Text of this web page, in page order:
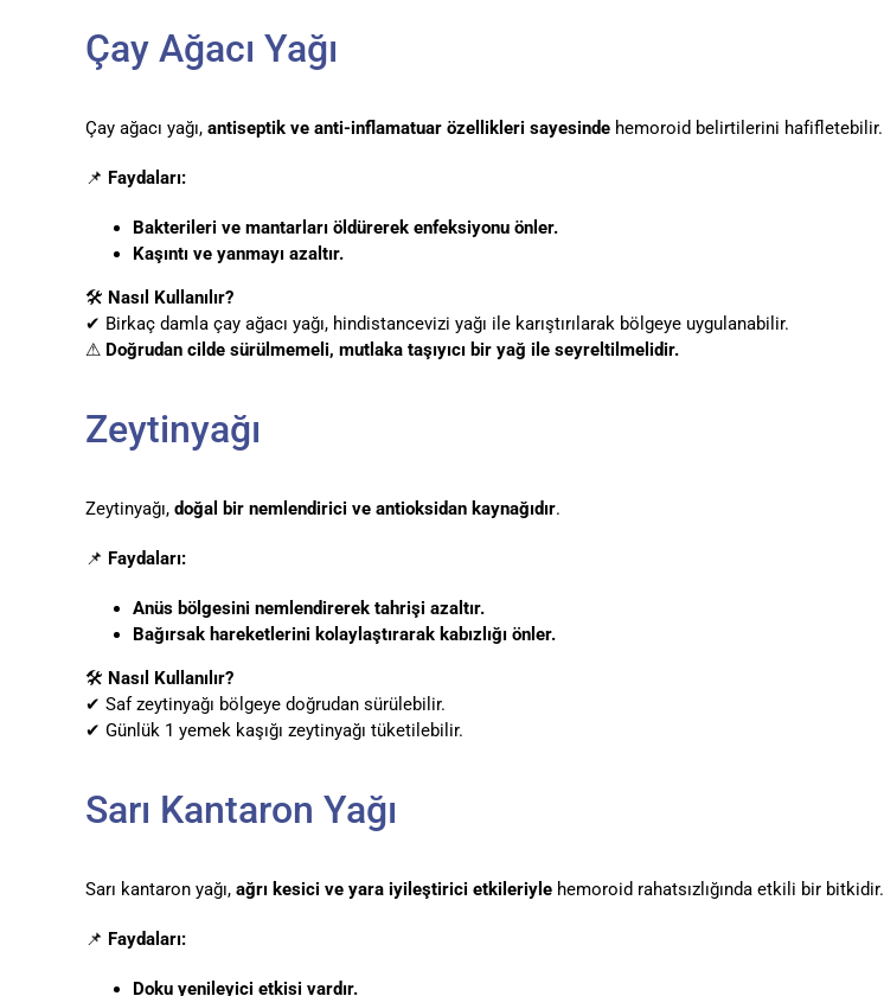
Çay Ağacı Yağı
Çay ağacı yağı, antiseptik ve anti-inflamatuar özellikleri sayesinde hemoroid belirtilerini hafifletebilir.
📌 Faydaları:
Bakterileri ve mantarları öldürerek enfeksiyonu önler.
Kaşıntı ve yanmayı azaltır.
🛠 Nasıl Kullanılır?
✔ Birkaç damla çay ağacı yağı, hindistancevizi yağı ile karıştırılarak bölgeye uygulanabilir.
⚠ Doğrudan cilde sürülmemeli, mutlaka taşıyıcı bir yağ ile seyreltilmelidir.
Zeytinyağı
Zeytinyağı, doğal bir nemlendirici ve antioksidan kaynağıdır.
📌 Faydaları:
Anüs bölgesini nemlendirerek tahrişi azaltır.
Bağırsak hareketlerini kolaylaştırarak kabızlığı önler.
🛠 Nasıl Kullanılır?
✔ Saf zeytinyağı bölgeye doğrudan sürülebilir.
✔ Günlük 1 yemek kaşığı zeytinyağı tüketilebilir.
Sarı Kantaron Yağı
Sarı kantaron yağı, ağrı kesici ve yara iyileştirici etkileriyle hemoroid rahatsızlığında etkili bir bitkidir.
📌 Faydaları:
Doku yenileyici etkisi vardır.